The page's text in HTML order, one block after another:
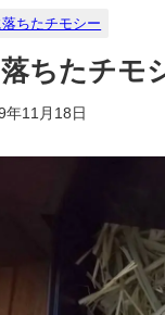
ちたチモシー
ちたチモ
年11月18日